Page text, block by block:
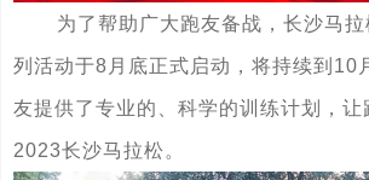
为了帮助广大跑友备战，长沙马
列活动于8月底正式启动，将持续到10
友提供了专业的、科学的训练计划，让
2023长沙马拉松。